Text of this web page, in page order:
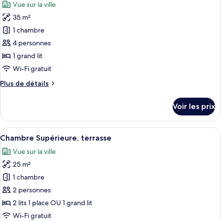
Chambre
Supérieure,
balcon
les
photos
pour
ce
type
de
chambre :
Suite
Vue sur la ville
35 m²
1 chambre
4 personnes
1 grand lit
Wi-Fi gratuit
Plus de détails
Plus
le
type
de
Suite
Supérieure,
terrasse
Voir les prix
Afficher
toutes
les
photos
pour
ce
type
de
Une chambre d’hôtel avec un lit, un
9
Chambre Supérieure, terrasse
Vue sur la ville
25 m²
1 chambre
2 personnes
2 lits 1 place OU 1 grand lit
Wi-Fi gratuit